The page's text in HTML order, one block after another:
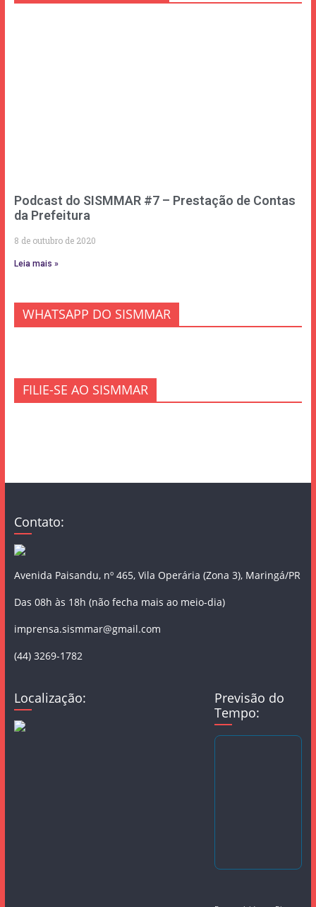
Podcast do SISMMAR #7 – Prestação de Contas
da Prefeitura
8 de outubro de 2020
Leia mais »
WHATSAPP DO SISMMAR
FILIE-SE AO SISMMAR
Contato:
Avenida Paisandu, nº 465, Vila Operária (Zona 3), Maringá/PR
Das 08h às 18h (não fecha mais ao meio-dia)
imprensa.sismmar@gmail.com
(44) 3269-1782
Localização:
Previsão do
Tempo: